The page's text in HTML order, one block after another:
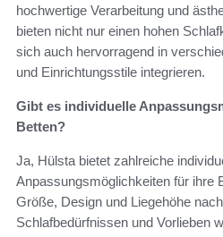
hochwertige Verarbeitung und
bieten nicht nur einen hohen
sich auch hervorragend in
und Einrichtungsstile integrieren.
Gibt es individuelle
Betten?
Ja, Hülsta bietet zahlreiche
Anpassungsmöglichkeiten für ihre
Größe, Design und Liegehöhe
Schlafbedürfnissen und Vorlieben